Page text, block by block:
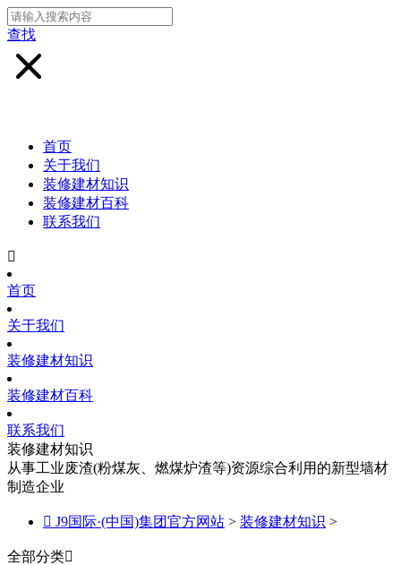
查找
首页
关于我们
装修建材知识
装修建材百科
联系我们

首页
关于我们
装修建材知识
装修建材百科
联系我们
装修建材知识
从事工业废渣(粉煤灰、燃煤炉渣等)资源综合利用的新型墙材
制造企业
 J9国际·(中国)集团官方网站 > 装修建材知识 >
全部分类